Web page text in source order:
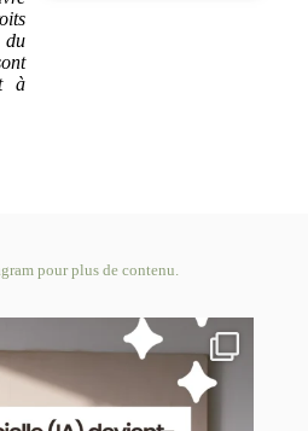
à
pour plus de contenu.